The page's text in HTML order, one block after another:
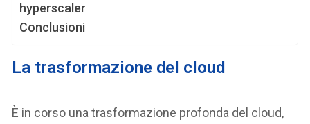
hyperscaler
Conclusioni
La trasformazione del cloud
È in corso una trasformazione profonda del cloud,